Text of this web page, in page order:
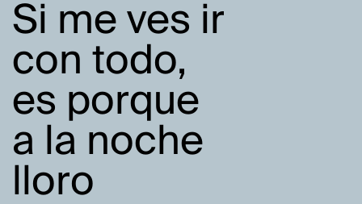
Si me ves ir
con todo,
es porque
a la noche
lloro